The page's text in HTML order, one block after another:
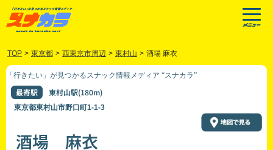
TOP > 東京都 > 西東京市周辺 > 東村山 > 酒場 麻衣
「行きたい」が見つかるスナック情報メディア “スナカラ”
最寄駅 東村山駅(180m)
東京都東村山市野口町1-1-3
酒場 麻衣